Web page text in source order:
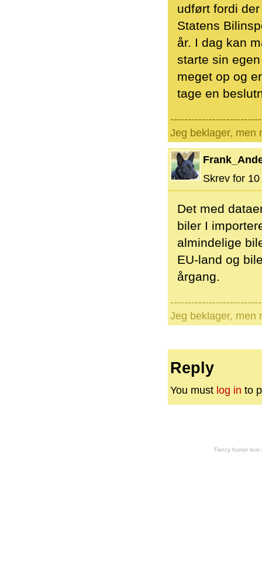
udført fordi
Statens
år. I dag kan
starte sin
meget op og
tage en
Jeg beklager, men
Skrev for
Det med
biler I
almindelige
EU-land og
årgang.
Jeg beklager, men
Reply
You must log in to
Fancy footer